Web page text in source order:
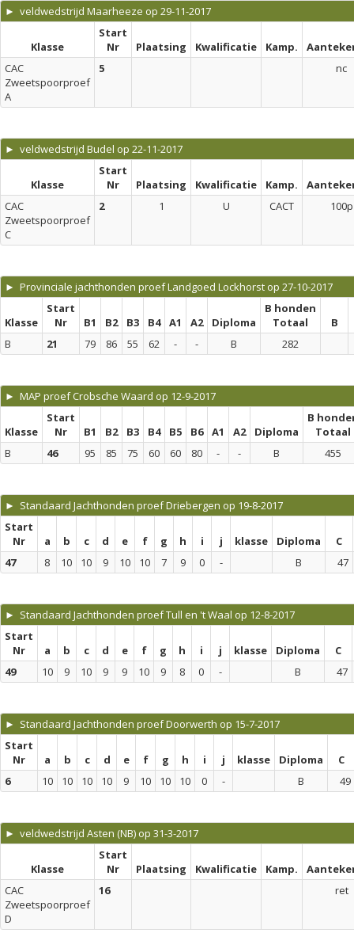
► veldwedstrijd Maarheeze op 29-11-2017
Klasse
Start
Nr
Plaatsing Kwalificatie Kamp.
CAC
Zweetspoorproef
A
5 nc
► veldwedstrijd Budel op 22-11-2017
Klasse
Start
Nr
Plaatsing Kwalificatie Kamp.
CAC
Zweetspoorproef
C
2 1 U CACT 100p
► Provinciale jachthonden proef Landgoed Lockhorst op 27-10-2017
Klasse
Start
Nr
B1 B2 B3 B4 A1 A2 Diploma
B honden
Totaal
B
B
21 79 86 55 62 - - B 282
► MAP proef Crobsche Waard op 12-9-2017
Klasse
Start
Nr
B1 B2 B3 B4 B5 B6 A1 A2 Diploma
B
Totaal
B
46 95 85 75 60 60 80 - - B 455
► Standaard Jachthonden proef Driebergen op 19-8-2017
Start
Nr
a b c d e f g h i j klasse Diploma
C
47
8 10 10 9 10 10 7 9 0 - B 47
► Standaard Jachthonden proef Tull en 't Waal op 12-8-2017
Start
Nr
a b c d e f g h i j klasse Diploma
C
49
10 9 10 9 9 10 9 8 0 - B 47
► Standaard Jachthonden proef Doorwerth op 15-7-2017
Start
Nr
a b c d e f g h i j klasse Diploma
C
6
10 10 10 10 9 10 10 10 0 - B 49
► veldwedstrijd Asten (NB) op 31-3-2017
Klasse
Start
Nr
Plaatsing Kwalificatie Kamp.
CAC
Zweetspoorproef
D
16 ret